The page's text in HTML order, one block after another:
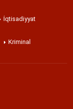
İqtisadiyyat
Kriminal